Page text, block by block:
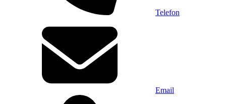
Telefon
Email